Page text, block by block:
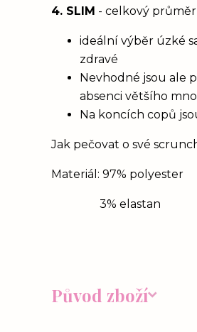
4. SLIM - celkový průměr
ideální výběr úzké
zdravé
Nevhodné jsou ale
absenci většího
Na koncích copů
Jak pečovat o své
Materiál: 97% polyester
3% elastan
Původ zboží